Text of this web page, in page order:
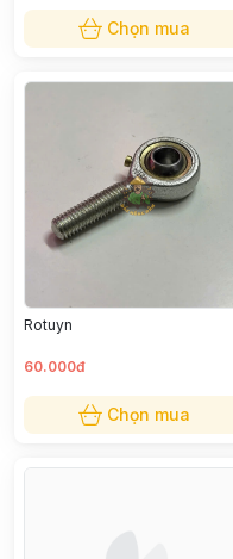
Chọn mua
Rotuyn
60.000đ
Chọn mua